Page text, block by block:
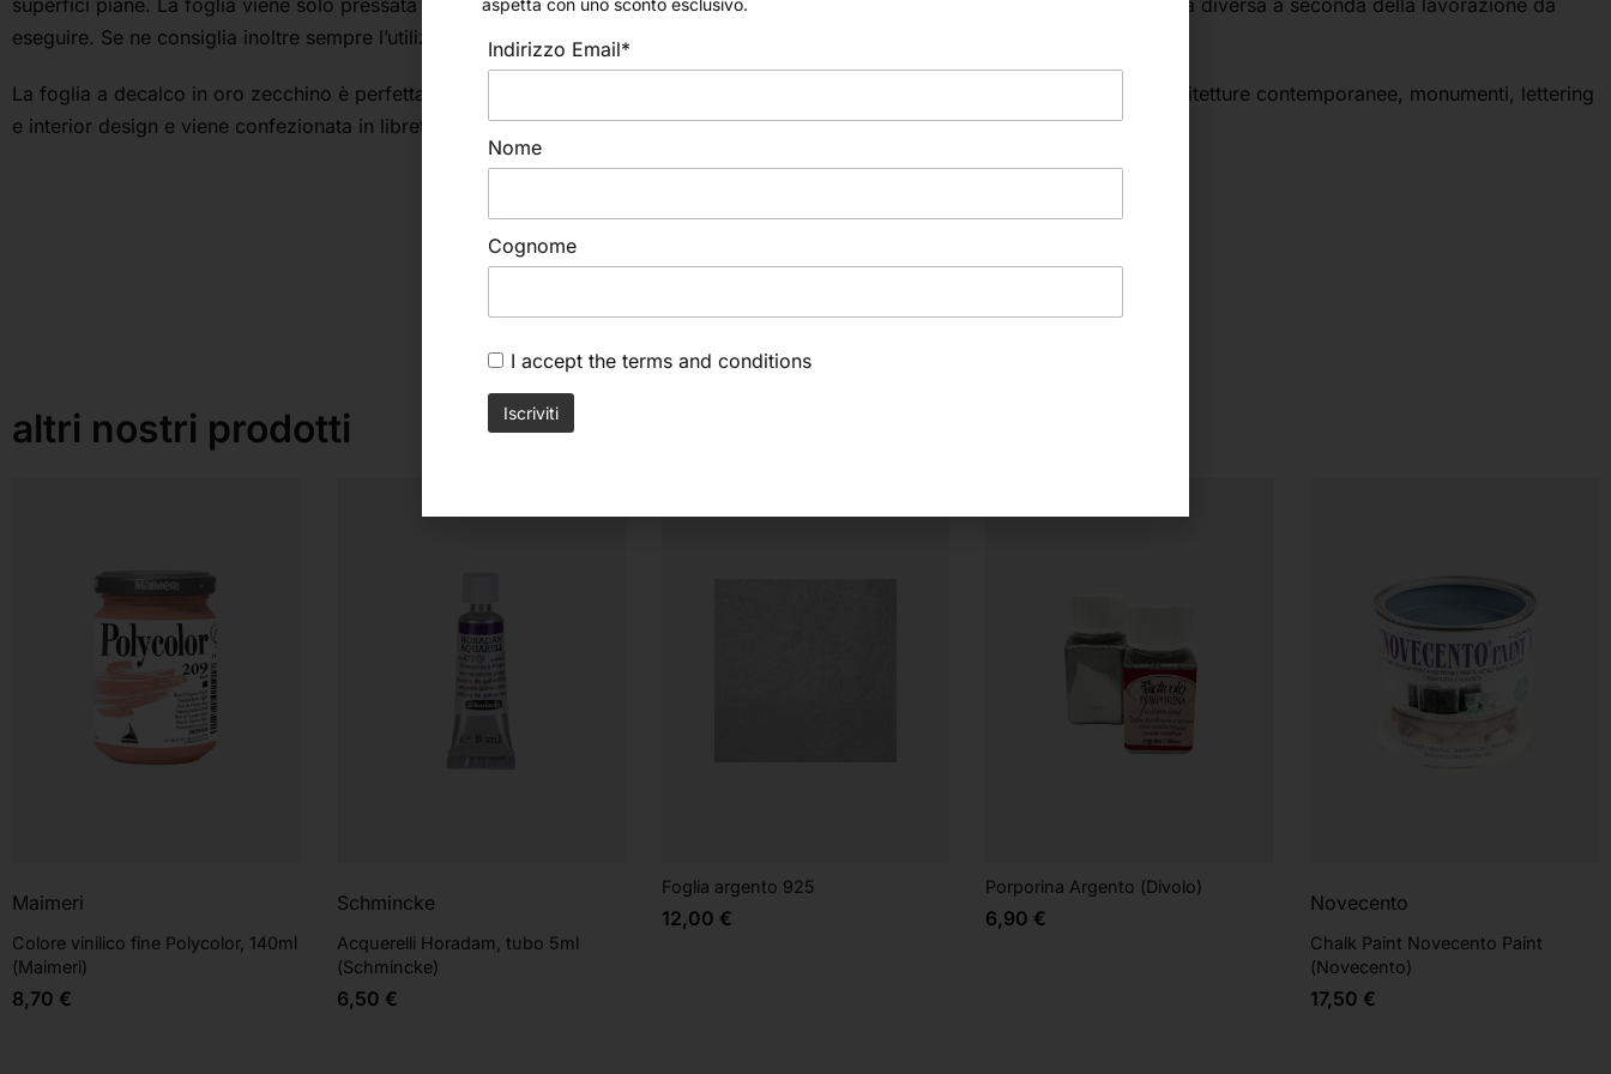
eseguire. Se ne consiglia inoltre sempre l’utilizzo nelle dorature eseguite in ambiente esterno.
La foglia a decalco in oro zecchino è perfetta per applicazioni su superfici lisce, piane o bombate quali opere d’arte, cupole, architetture contemporanee, monumenti, lettering
e interior design e viene confezionata in libretti da 25 foglie ciascuno.
altri nostri prodotti
Maimeri
Colore vinilico fine Polycolor, 140ml
(Maimeri)
8,70 €
Schmincke
Acquerelli Horadam, tubo 5ml
(Schmincke)
6,50 €
Foglia argento 925
12,00 €
Porporina Argento (Divolo)
6,90 €
Novecento
Chalk Paint Novecento Paint
(Novecento)
17,50 €
aspetta con uno sconto esclusivo.
Indirizzo Email*
Nome
Cognome
I accept the terms and conditions